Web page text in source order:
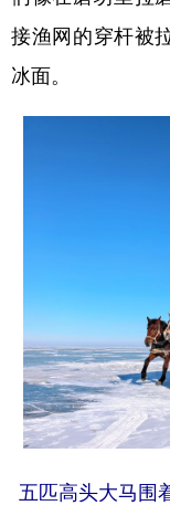
接渔网的穿杆被
冰面。
五匹高头大马围